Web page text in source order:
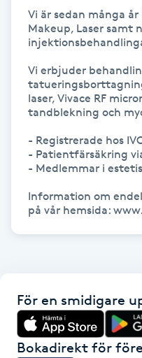
Katun fransar
Kemisk peeling
Kinesiologi
Kinesisk medicin
Klippning
Vi är sedan många
Makeup, Laser samt
Vi erbjuder
laser, Vivace RF
tandblekning och
- Registrerade hos
- Patientfärsäkring
- Medlemmar i
Information om
på vår hemsida:
För en smidigare
Bokadirekt för